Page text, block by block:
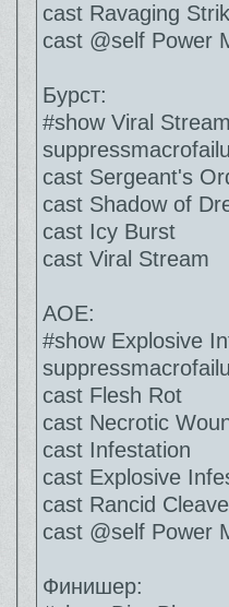
cast Ravaging
cast @self Power
Бурст:
#show Viral
cast Sergeant's
cast Shadow of
cast Icy Burst
cast Viral Stream
АОЕ:
#show Explosive
cast Flesh Rot
cast Necrotic
cast Infestation
cast Explosive
cast Rancid Cleave
cast @self Power
Финишер: